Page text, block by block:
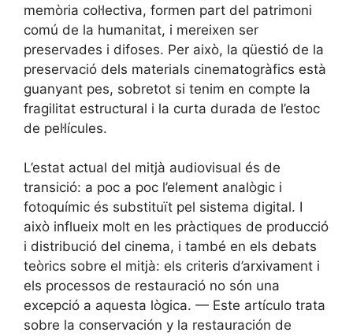
memòria col·lectiva, formen part del patrimoni
comú de la humanitat, i mereixen ser
preservades i difoses. Per això, la qüestió de la
preservació dels materials cinematogràfics està
guanyant pes, sobretot si tenim en compte la
fragilitat estructural i la curta durada de l’estoc
de pel·lícules.
L’estat actual del mitjà audiovisual és de
transició: a poc a poc l’element analògic i
fotoquímic és substituït pel sistema digital. I
això influeix molt en les pràctiques de producció
i distribució del cinema, i també en els debats
teòrics sobre el mitjà: els criteris d’arxivament i
els processos de restauració no són una
excepció a aquesta lògica. — Este artículo trata
sobre la conservación y la restauración de